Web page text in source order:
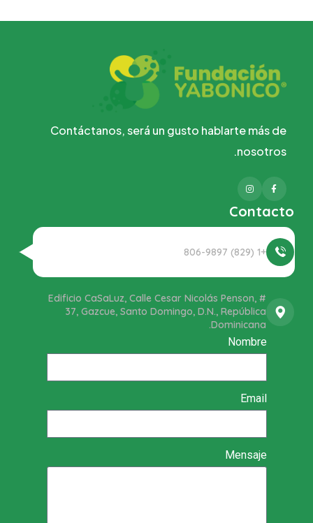
Contáctanos, será un gusto hablarte más de
nosotros.
Facebook
Instagram
Contacto
+1 (829) 806-9897
Edificio CaSaLuz, Calle Cesar Nicolás Penson, #
37, Gazcue, Santo Domingo, D.N., República
Dominicana.
Nombre
Email
Mensaje